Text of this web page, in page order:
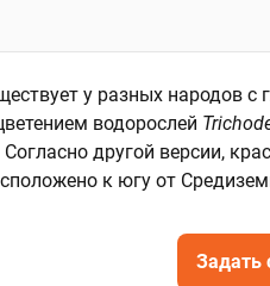
у разных народов
водорослей
другой версии,
к югу от
Задать